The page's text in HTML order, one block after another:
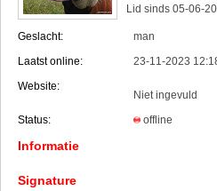
Lid sinds 05-06-
Geslacht:
man
Laatst online:
23-11-2023
Website:
Niet ingevuld
Status:
offline
Informatie
Signature